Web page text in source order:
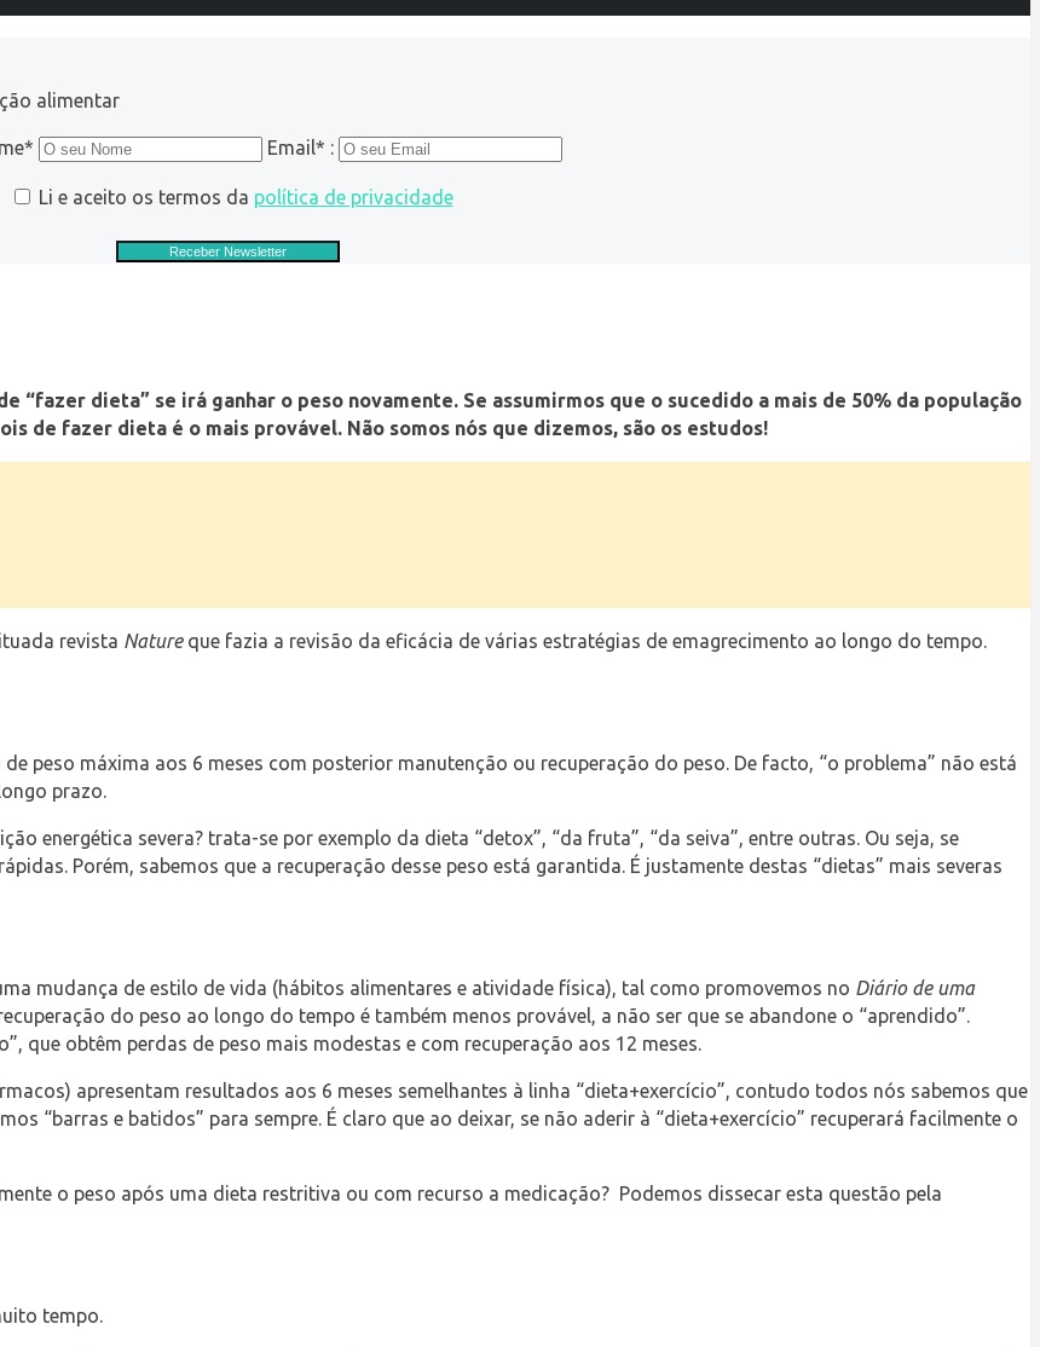
alimentar
Email* :
Li e aceito os termos da política de privacidade
“fazer dieta” se irá ganhar o peso novamente. Se assumirmos que o sucedido a mais de 50% da população
de fazer dieta é o mais provável. Não somos nós que dizemos, são os estudos!
revista Natureque fazia a revisão da eficácia de várias estratégias de emagrecimento ao longo do tempo.
peso máxima aos 6 meses com posterior manutenção ou recuperação do peso. De facto, “o problema” não está
prazo.
energética severa? trata-se por exemplo da dieta “detox”, “da fruta”, “da seiva”, entre outras. Ou seja, se
Porém, sabemos que a recuperação desse peso está garantida. É justamente destas “dietas” mais severas
mudança de estilo de vida (hábitos alimentares e atividade física), tal como promovemos no Diário de uma
do peso ao longo do tempo é também menos provável, a não ser que se abandone o “aprendido”.
que obtêm perdas de peso mais modestas e com recuperação aos 12 meses.
apresentam resultados aos 6 meses semelhantes à linha “dieta+exercício”, contudo todos nós sabemos que
“barras e batidos” para sempre. É claro que ao deixar, se não aderir à “dieta+exercício” recuperará facilmente o
o peso após uma dieta restritiva ou com recurso a medicação? Podemos dissecar esta questão pela
tempo.